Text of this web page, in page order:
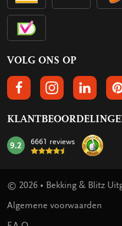
VOLG ONS OP
VOLGS ONS OP
VOLG ONS OP
VOLG
mark:
9.2 6661 reviews
© 2026 • Bekking & Blitz
Algemene voorwaarden